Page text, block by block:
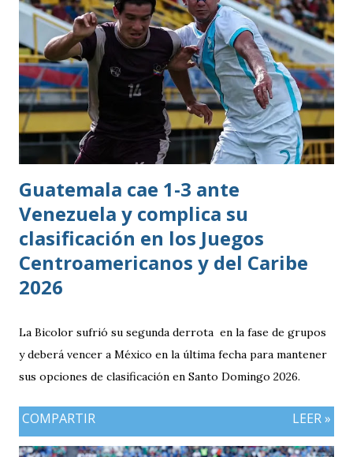
Guatemala cae 1-3 ante
Venezuela y complica su
clasificación en los Juegos
Centroamericanos y del Caribe
2026
La Bicolor sufrió su segunda derrota en la fase de grupos
y deberá vencer a México en la última fecha para mantener
sus opciones de clasificación en Santo Domingo 2026.
COMPARTIR LEER »